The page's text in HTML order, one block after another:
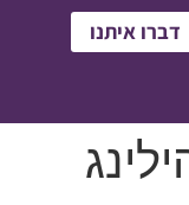
דברו איתנו